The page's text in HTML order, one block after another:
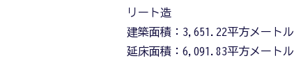
リート造
建築面積：3,651.22平方メートル
延床面積：6,091.83平方メートル